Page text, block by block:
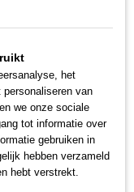
het
van
we onze sociale
tot informatie over
gebruiken in
hebben verzameld
hebt verstrekt.